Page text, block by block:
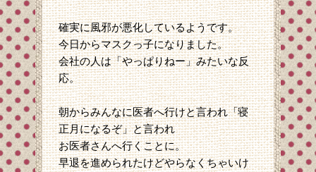
確実に風邪が悪化しているようです。
今日からマスクっ子になりました。
会社の人は「やっぱりねー」みたいな反
応。
朝からみんなに医者へ行けと言われ「寝
正月になるぞ」と言われ
お医者さんへ行くことに。
早退を進められたけどやらなくちゃいけ